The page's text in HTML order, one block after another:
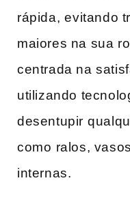
rápida,⁤ evitando
maiores ​na sua
centrada na
utilizando‌
desentupir⁢
‌como ⁤ralos,​
internas.